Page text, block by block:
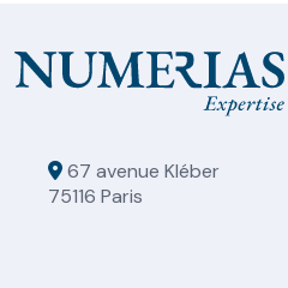
67 avenue Kléber
75116 Paris